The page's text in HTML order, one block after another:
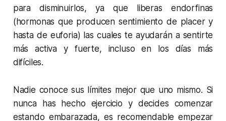
para disminuirlos, ya que liberas endorfinas
(hormonas que producen sentimiento de placer y
hasta de euforia) las cuales te ayudarán a sentirte
más activa y fuerte, incluso en los días más
difíciles.
Nadie conoce sus límites mejor que uno mismo. Si
nunca has hecho ejercicio y decides comenzar
estando embarazada, es recomendable empezar